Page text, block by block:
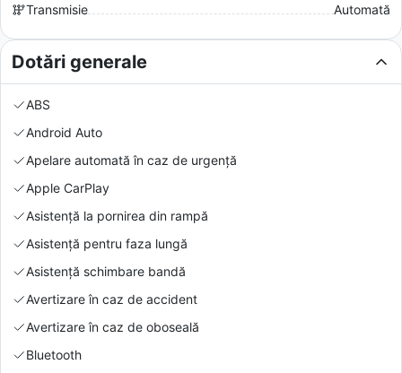
Transmisie
Automată
Dotări generale
ABS
Android Auto
Apelare automată în caz de urgență
Apple CarPlay
Asistență la pornirea din rampă
Asistență pentru faza lungă
Asistență schimbare bandă
Avertizare în caz de accident
Avertizare în caz de oboseală
Bluetooth